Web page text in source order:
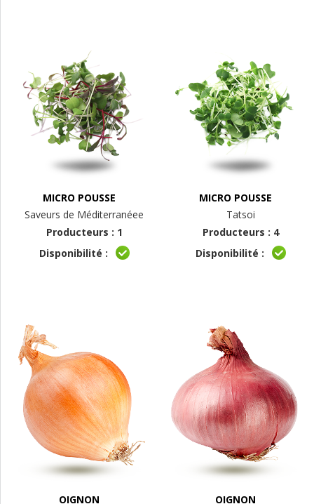
MICRO POUSSE
Saveurs de Méditerranéee
Producteurs : 1
Disponibilité :
MICRO POUSSE
Tatsoi
Producteurs : 4
Disponibilité :
OIGNON
OIGNON